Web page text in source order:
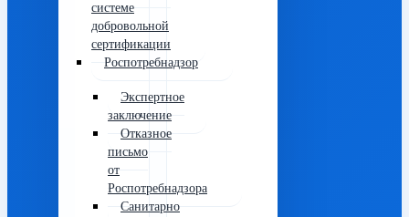
системе
добровольной
сертификации
Роспотребнадзор
Экспертное
заключение
Отказное
письмо
от
Роспотребнадзора
Санитарно